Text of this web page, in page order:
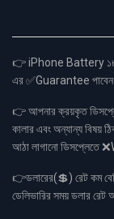
👉 iPhone Battery ১৮
এর ✅Guarantee
👉 আপনার ক্রয়কৃত ডিসপ্লে
কালার এবং অন্যান্য বিষয়
আঠা লাগানো ডিসপ্লেতে
👉ডলারের(💲) রেট কম
ডেলিভারির সময় ডলার রেট